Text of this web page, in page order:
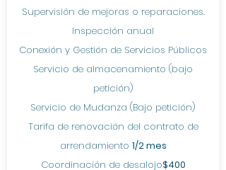
Supervisión de mejoras o reparaciones.
Inspección anual
Conexión y Gestión de Servicios Públicos
Servicio de almacenamiento (bajo
petición)
Servicio de Mudanza (Bajo petición)
Tarifa de renovación del contrato de
arrendamiento 1/2 mes
Coordinación de desalojo$400